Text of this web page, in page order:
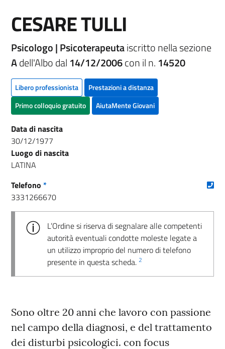
CESARE TULLI
Psicologo | Psicoterapeutaiscritto nella sezione
Adell'Albo dal 14/12/2006con il n. 14520
Libero professionista
Prestazioni a distanza
Primo colloquio gratuito
AiutaMente Giovani
Data di nascita
30/12/1977
Luogo di nascita
LATINA
Telefono *
3331266670
L’Ordine si riserva di segnalare alle competenti
autorità eventuali condotte moleste legate a
un utilizzo improprio del numero di telefono
presente in questa scheda. 2
Sono oltre 20 anni che lavoro con passione
nel campo della diagnosi, e del trattamento
dei disturbi psicologici. con focus